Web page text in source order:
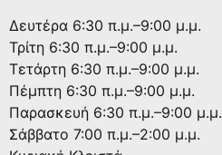
Δευτέρα 6:30 π.μ.–9:00 μ.μ.
Τρίτη 6:30 π.μ.–9:00 μ.μ.
Τετάρτη 6:30 π.μ.–9:00 μ.μ.
Πέμπτη 6:30 π.μ.–9:00 μ.μ.
Παρασκευή 6:30 π.μ.–9:00 μ.μ.
Σάββατο 7:00 π.μ.–2:00 μ.μ.